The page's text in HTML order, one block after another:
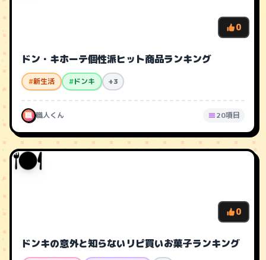
0
ドン・キホーテ個性派ヒット商品ランキング
#新生活 #ドンキ +3
職 職人くん 20項目
🍽️
0
ドンキの意外と知らないリピ買いお菓子ランキング